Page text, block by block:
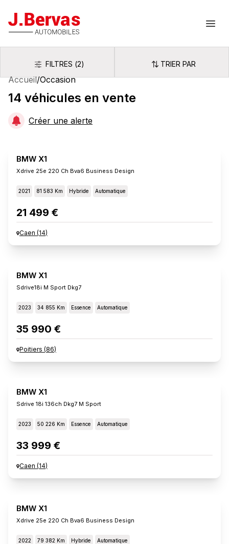
J.Bervas
FiltresFILTRES (2) Trier par
TRIER PAR
Accueil/Occasion
14 véhicules en vente
Créer une alerte
BMW X1
Xdrive 25e 220 Ch Bva6 Business Design
2021 81 583 Km Hybride Automatique
21 499 €
Caen (14)
BMW X1
Sdrive18i M Sport Dkg7
2023 34 855 Km Essence Automatique
35 990 €
Poitiers (86)
BMW X1
Sdrive 18i 136ch Dkg7 M Sport
2023 50 226 Km Essence Automatique
33 999 €
Caen (14)
BMW X1
Xdrive 25e 220 Ch Bva6 Business Design
2022 79 382 Km Hybride Automatique